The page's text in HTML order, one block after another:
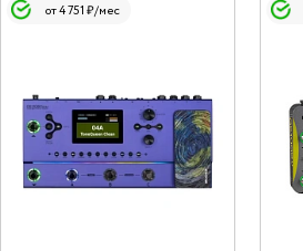
от 4 751 ₽/мес